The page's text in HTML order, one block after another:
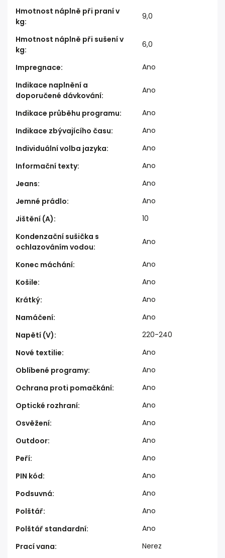
Hmotnost náplně při praní v
kg:
9,0
Hmotnost náplně při sušení v
kg:
6,0
Impregnace:
Ano
Indikace naplnění a
doporučené dávkování:
Ano
Indikace průběhu programu:
Ano
Indikace zbývajícího času:
Ano
Individuální volba jazyka:
Ano
Informační texty:
Ano
Jeans:
Ano
Jemné prádlo:
Ano
Jištění (A):
10
Kondenzační sušička s
ochlazováním vodou:
Ano
Konec máchání:
Ano
Košile:
Ano
Krátký:
Ano
Namáčení:
Ano
Napětí (V):
220-240
Nové textilie:
Ano
Oblíbené programy:
Ano
Ochrana proti pomačkání:
Ano
Optické rozhraní:
Ano
Osvěžení:
Ano
Outdoor:
Ano
Peří:
Ano
PIN kód:
Ano
Podsuvná:
Ano
Polštář:
Ano
Polštář standardní:
Ano
Prací vana:
Nerez